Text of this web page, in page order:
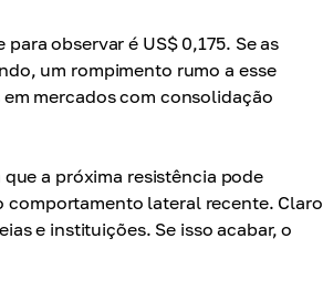
observar é US$ 0,175. Se as
um rompimento rumo a esse
mercados com consolidação
a próxima resistência pode
comportamento lateral recente. Claro
e instituições. Se isso acabar, o